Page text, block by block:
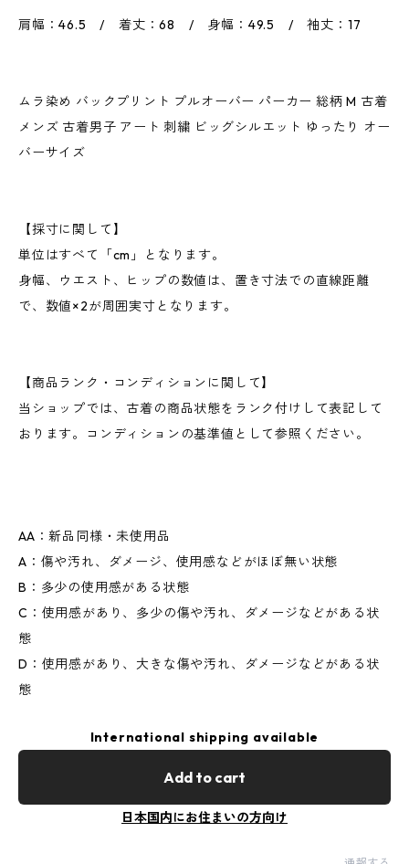
肩幅：46.5 / 着丈：68 / 身幅：49.5 / 袖丈：17
ムラ染め バックプリント プルオーバー パーカー 総柄 M 古着
メンズ 古着男子 アート 刺繍 ビッグシルエット ゆったり オー
バーサイズ
【採寸に関して】
単位はすべて「cm」となります。
身幅、ウエスト、ヒップの数値は、置き寸法での直線距離
で、数値×2が周囲実寸となります。
【商品ランク・コンディションに関して】
当ショップでは、古着の商品状態をランク付けして表記して
おります。コンディションの基準値として参照ください。
AA：新品同様・未使用品
A：傷や汚れ、ダメージ、使用感などがほぼ無い状態
B：多少の使用感がある状態
C：使用感があり、多少の傷や汚れ、ダメージなどがある状
態
D：使用感があり、大きな傷や汚れ、ダメージなどがある状
態
International shipping available
Add to cart
日本国内にお住まいの方向け